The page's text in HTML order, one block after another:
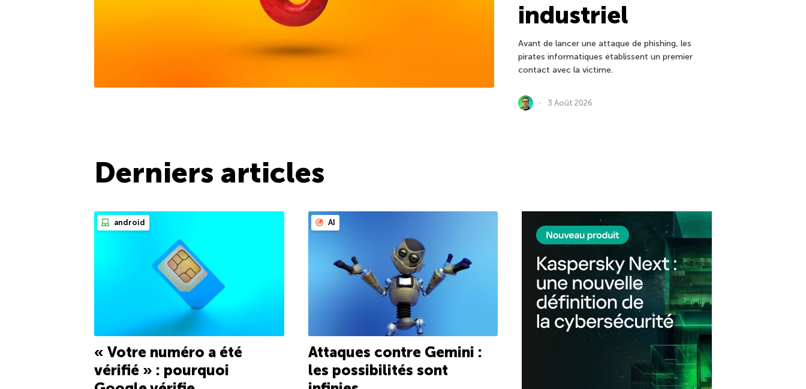
industriel
Avant de lancer une attaque de phishing, les
pirates informatiques établissent un premier
contact avec la victime.
3 Août 2026
Derniers articles
android
« Votre numéro a été
vérifié » : pourquoi
AI
Attaques contre Gemini :
les possibilités sont